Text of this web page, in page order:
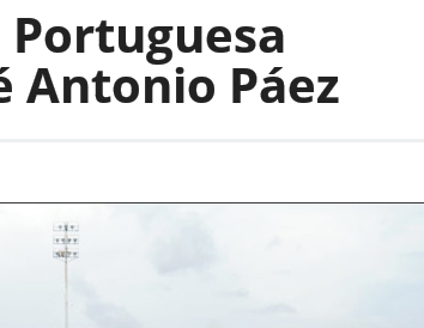
Portuguesa
Antonio Páez